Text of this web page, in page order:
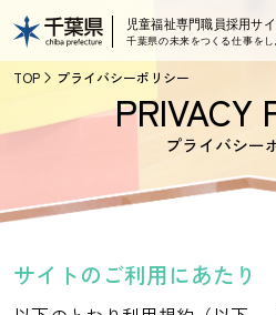
TOP プライバシーポリシー
PRIVACY
プライバシー
サイトのご利用にあたり